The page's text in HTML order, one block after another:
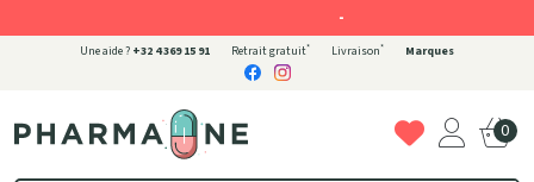
Une aide ? +32 4 369 15 91 Retrait gratuit* Livraison* Marques
Pharmaone Votre pharmacie en ligne à votre service
0